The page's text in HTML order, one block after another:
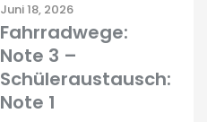
Juni 18, 2026
Fahrradwege:
Note 3 –
Schüleraustausch:
Note 1